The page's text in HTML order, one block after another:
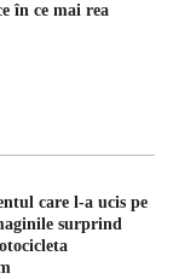
în ce mai rea
care l-a ucis pe
surprind